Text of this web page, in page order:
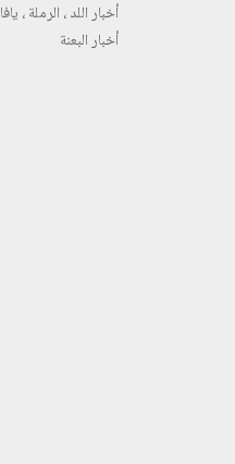
أخبار اللد ، الرملة ، يافا
أخبار البعنة